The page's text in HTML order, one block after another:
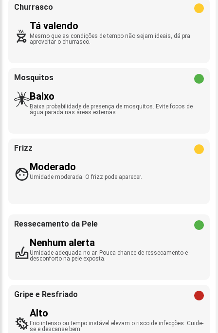
Churrasco
Tá valendo
Mesmo que as condições de tempo não sejam ideais, dá pra
aproveitar o churrasco.
Mosquitos
Baixo
Baixa probabilidade de presença de mosquitos. Evite focos de
água parada nas áreas externas.
Frizz
Moderado
Umidade moderada. O frizz pode aparecer.
Ressecamento da Pele
Nenhum alerta
Umidade adequada no ar. Pouca chance de ressecamento e
desconforto na pele exposta.
Gripe e Resfriado
Alto
Frio intenso ou tempo instável elevam o risco de infecções. Cuide-
se e descanse bem.